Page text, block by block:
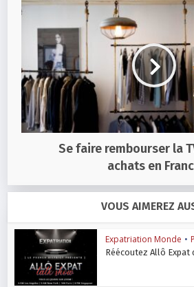
Se faire rembourser la
achats en
VOUS AIMEREZ
Expatriation Monde •
Réécoutez Allô Expat